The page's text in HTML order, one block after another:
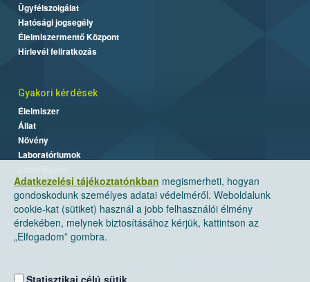
Adatkezelési tájékoztatónkban megismerheti, hogyan
gondoskodunk személyes adatai védelméről. Weboldalunk
cookie-kat (sütiket) használ a jobb felhasználói élmény
érdekében, melynek biztosításához kérjük, kattintson az
„Elfogadom” gombra.
Statisztikai célú sütik
Ügyfélszolgálat
Hatósági jogsegély
Élelmiszermentő Központ
Hírlevél feliratkozás
Gyakori kérdések
Élelmiszer
Állat
Növény
Laboratóriumok